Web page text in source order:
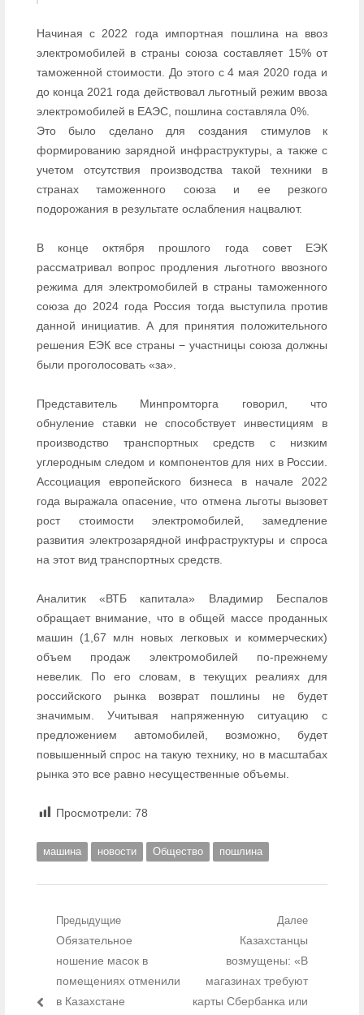
Начиная с 2022 года импортная пошлина на ввоз
электромобилей в страны союза составляет 15% от
таможенной стоимости. До этого с 4 мая 2020 года и
до конца 2021 года действовал льготный режим ввоза
электромобилей в ЕАЭС, пошлина составляла 0%.
Это было сделано для создания стимулов к
формированию зарядной инфраструктуры, а также с
учетом отсутствия производства такой техники в
странах таможенного союза и ее резкого
подорожания в результате ослабления нацвалют.
В конце октября прошлого года совет ЕЭК
рассматривал вопрос продления льготного ввозного
режима для электромобилей в страны таможенного
союза до 2024 года Россия тогда выступила против
данной инициатив. А для принятия положительного
решения ЕЭК все страны − участницы союза должны
были проголосовать «за».
Представитель Минпромторга говорил, что
обнуление ставки не способствует инвестициям в
производство транспортных средств с низким
углеродным следом и компонентов для них в России.
Ассоциация европейского бизнеса в начале 2022
года выражала опасение, что отмена льготы вызовет
рост стоимости электромобилей, замедление
развития электрозарядной инфраструктуры и спроса
на этот вид транспортных средств.
Аналитик «ВТБ капитала» Владимир Беспалов
обращает внимание, что в общей массе проданных
машин (1,67 млн новых легковых и коммерческих)
объем продаж электромобилей по-прежнему
невелик. По его словам, в текущих реалиях для
российского рынка возврат пошлины не будет
значимым. Учитывая напряженную ситуацию с
предложением автомобилей, возможно, будет
повышенный спрос на такую технику, но в масштабах
рынка это все равно несущественные объемы.
Просмотрели: 78
машина новости Общество пошлина
Навигация по записям
Предыдущие
Предыдущий пост:
Обязательное
ношение масок в
помещениях отменили
в Казахстане
Далее
Следующий
пост:
Казахстанцы
возмущены: «В
магазинах требуют
карты Сбербанка или